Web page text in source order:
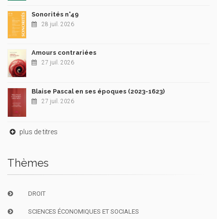
Sonorités n°49
28 juil. 2026
Amours contrariées
27 juil. 2026
Blaise Pascal en ses époques (2023-1623)
27 juil. 2026
plus de titres
Thèmes
DROIT
SCIENCES ÉCONOMIQUES ET SOCIALES